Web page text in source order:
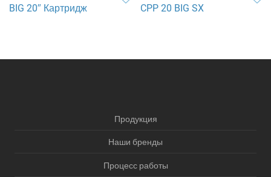
BIG 20″ Картридж CPP 20 BIG SX
Продукция
Наши бренды
Процесс работы